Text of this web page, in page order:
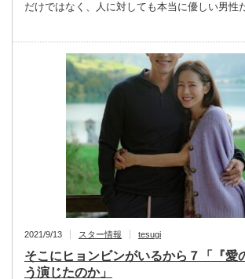
だけではなく、人に対しても本当に優しい男性
2021/9/13 スター情報 tesugi
そこにヒョンビンがいるから７「『愛
う演じたのか」